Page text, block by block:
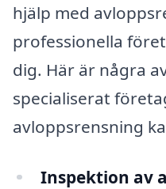
hjälp med
professionella
dig. Här är några
specialiserat
avloppsrensning
Inspektion av